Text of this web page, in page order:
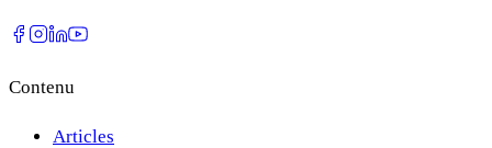
Contenu
Articles